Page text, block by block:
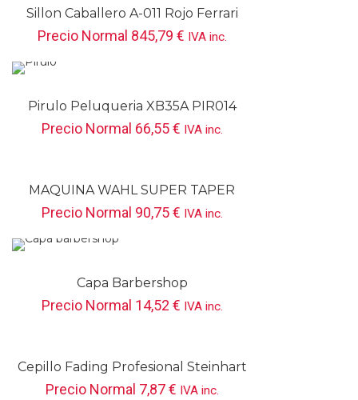
Sillon Caballero A-011 Rojo Ferrari
SPB023R
Precio Normal 845,79 € IVA inc.
Pirulo Peluqueria XB35A PIR014
Precio Normal 66,55€ IVA inc.
MAQUINA WAHL SUPER TAPER
CHROME CABLE
Precio Normal 90,75€ IVA inc.
Capa Barbershop
Precio Normal 14,52 € IVA inc.
Cepillo Fading Profesional Steinhart
Precio Normal 7,87€ IVA inc.